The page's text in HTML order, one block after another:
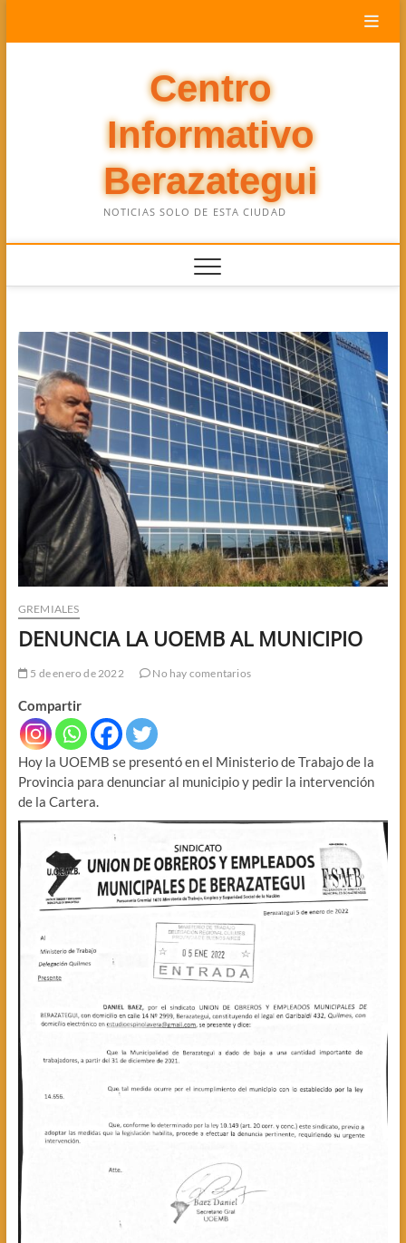
Centro
Informativo
Berazategui
NOTICIAS SOLO DE ESTA CIUDAD
GREMIALES
DENUNCIA LA UOEMB AL MUNICIPIO
5 de enero de 2022 No hay comentarios
Compartir
Hoy la UOEMB se presentó en el Ministerio de Trabajo de la
Provincia para denunciar al municipio y pedir la intervención
de la Cartera.